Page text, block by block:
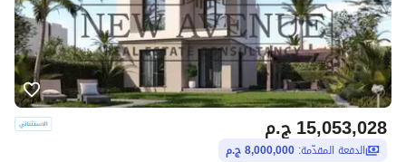
ج.م15,053,028
الدفعة المقدّمة: 8,000,000 ج.م